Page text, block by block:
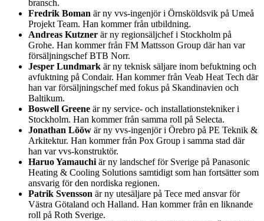
bransch.
Fredrik Boman är ny vvs-ingenjör i Örnsköldsvik på Umeå
Projekt Team. Han kommer från utbildning.
Andreas Kutzner är ny regionsäljchef i Stockholm på
Grohe. Han kommer från FM Mattsson Group där han var
försäljningschef BTB Norr.
Jesper Lundmark är ny teknisk säljare inom befuktning och
avfuktning på Condair. Han kommer från Veab Heat Tech där
han var försäljningschef med fokus på Skandinavien och
Baltikum.
Boswell Greene är ny service- och installationstekniker i
Stockholm. Han kommer från samma roll på Selecta.
Jonathan Lööw är ny vvs-ingenjör i Örebro på PE Teknik &
Arkitektur. Han kommer från Pox Group i samma stad där
han var vvs-konstruktör.
Haruo Yamauchi är ny landschef för Sverige på Panasonic
Heating & Cooling Solutions samtidigt som han fortsätter som
ansvarig för den nordiska regionen.
Patrik Svensson är ny utesäljare på Tece med ansvar för
Västra Götaland och Halland. Han kommer från en liknande
roll på Roth Sverige.